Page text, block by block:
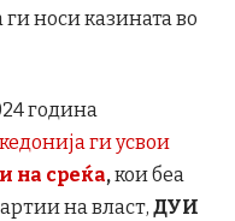
носи казината во
година
ги усвои
на среќа,кои беа
на власт, ДУИ